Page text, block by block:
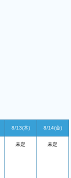
8/13(木) 8/14(金)
未定 未定